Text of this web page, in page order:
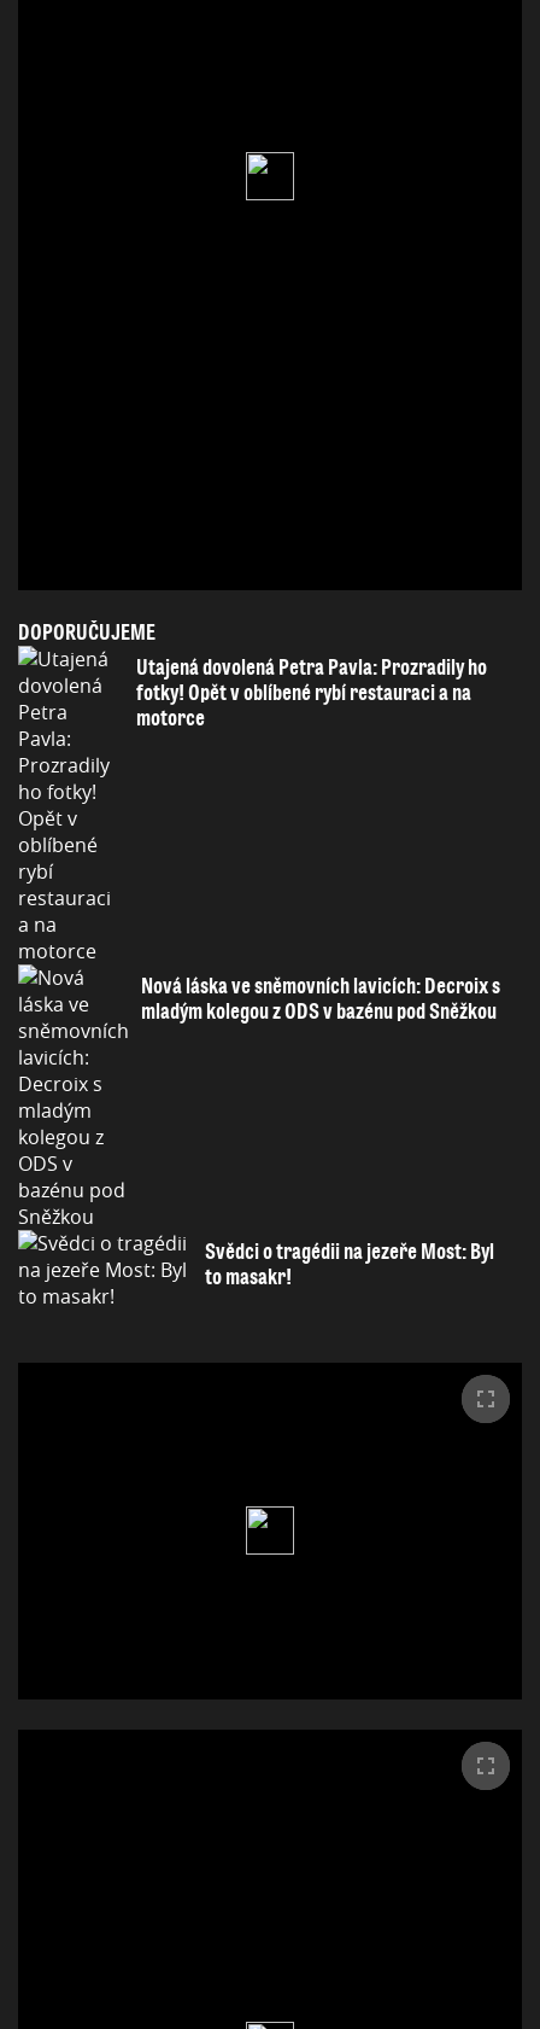
DOPORUČUJEME
Utajená dovolená Petra Pavla: Prozradily ho
fotky! Opět v oblíbené rybí restauraci a na
motorce
Nová láska ve sněmovních lavicích: Decroix s
mladým kolegou z ODS v bazénu pod Sněžkou
Svědci o tragédii na jezeře Most: Byl
to masakr!